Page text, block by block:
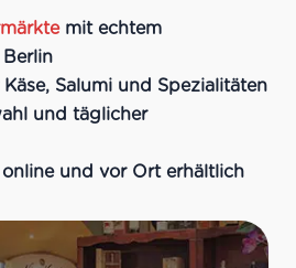
mit echtem
Salumi und Spezialitäten
und täglicher
und vor Ort erhältlich